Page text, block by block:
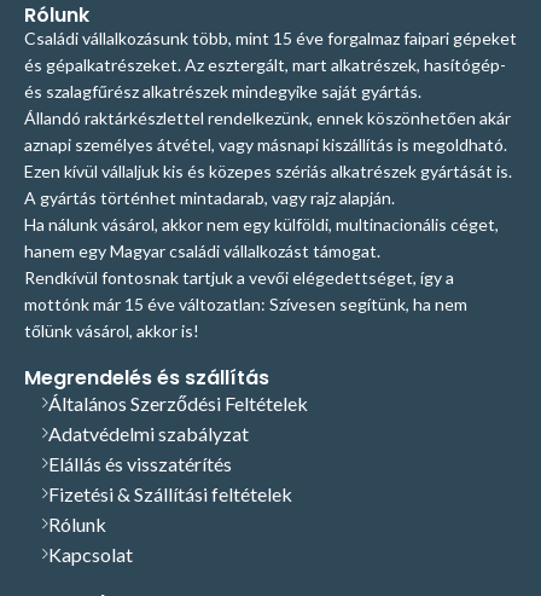
Rólunk
Családi vállalkozásunk több, mint 15 éve forgalmaz faipari gépeket
és gépalkatrészeket. Az esztergált, mart alkatrészek, hasítógép-
és szalagfűrész alkatrészek mindegyike saját gyártás.
Állandó raktárkészlettel rendelkezünk, ennek köszönhetően akár
aznapi személyes átvétel, vagy másnapi kiszállítás is megoldható.
Ezen kívül vállaljuk kis és közepes szériás alkatrészek gyártását is.
A gyártás történhet mintadarab, vagy rajz alapján.
Ha nálunk vásárol, akkor nem egy külföldi, multinacionális céget,
hanem egy Magyar családi vállalkozást támogat.
Rendkívül fontosnak tartjuk a vevői elégedettséget, így a
mottónk már 15 éve változatlan: Szívesen segítünk, ha nem
tőlünk vásárol, akkor is!
Megrendelés és szállítás
Általános Szerződési Feltételek
Adatvédelmi szabályzat
Elállás és visszatérítés
Fizetési & Szállítási feltételek
Rólunk
Kapcsolat